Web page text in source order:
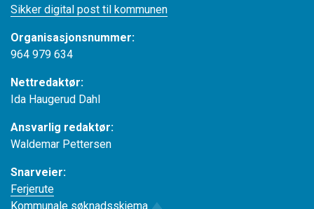
Sikker digital post til kommunen
Organisasjonsnummer:
964 979 634
Nettredaktør:
Ida Haugerud Dahl
Ansvarlig redaktør:
Waldemar Pettersen
Snarveier:
Ferjerute
Kommunale søknadsskjema